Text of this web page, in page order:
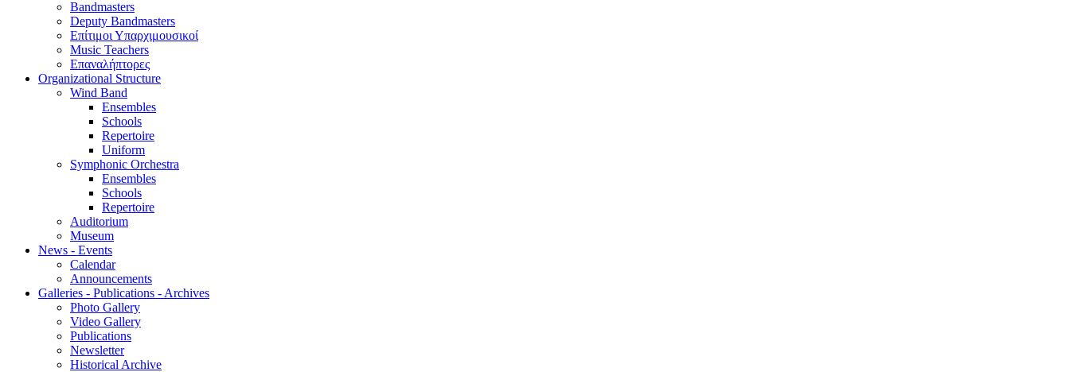
Bandmasters
Deputy Bandmasters
Επίτιμοι Υπαρχιμουσικοί
Music Teachers
Επαναλήπτορες
Organizational Structure
Wind Band
Ensembles
Schools
Repertoire
Uniform
Symphonic Orchestra
Ensembles
Schools
Repertoire
Auditorium
Museum
News - Events
Calendar
Announcements
Galleries - Publications - Archives
Photo Gallery
Video Gallery
Publications
Newsletter
Historical Archive